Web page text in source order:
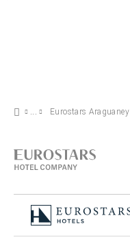
Eurostars Araguaney